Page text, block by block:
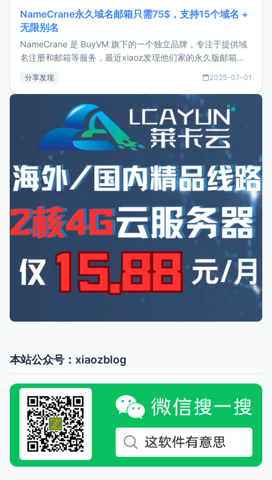
NameCrane永久域名邮箱只需75$，支持15个域名 +
无限别名
NameCrane 是 BuyVM 旗下的一个独立品牌，专注于提供域
名注册和邮箱等服务，最近xiaoz发现他们家的永久版邮箱服
又实惠的域名邮箱，不妨尝试一下 NameCrane。注册
NameCraneNameCrane不支持直接注册，必须要购买
分享发现 2025-07-01
本站公众号：xiaozblog